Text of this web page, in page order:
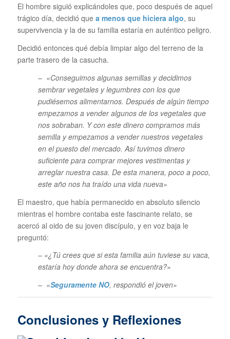
El hombre siguió explicándoles que, poco después de aquel
trágico día, decidió que a menos que hiciera algo, su
supervivencia y la de su familia estaría en auténtico peligro.
Decidió entonces qué debía limpiar algo del terreno de la
parte trasero de la casucha.
– «Conseguimos algunas semillas y decidimos
sembrar vegetales y legumbres con los que
pudiésemos alimentarnos. Después de algún tiempo
empezamos a vender algunos de los vegetales que
nos sobraban. Y con este dinero compramos más
semilla y empezamos a vender nuestros vegetales
en el puesto del mercado. Así tuvimos dinero
suficiente para comprar mejores vestimentas y
arreglar nuestra casa. De esta manera, poco a poco,
este año nos ha traído una vida nueva»
El maestro, que había permanecido en absoluto silencio
mientras el hombre contaba este fascinante relato, se
acercó al oido de su joven discípulo, y en voz baja le
preguntó:
– «¿Tú crees que si esta familia aún tuviese su vaca,
estaría hoy donde ahora se encuentra?»
– «Seguramente NO, respondió el joven»
Conclusiones y Reflexiones